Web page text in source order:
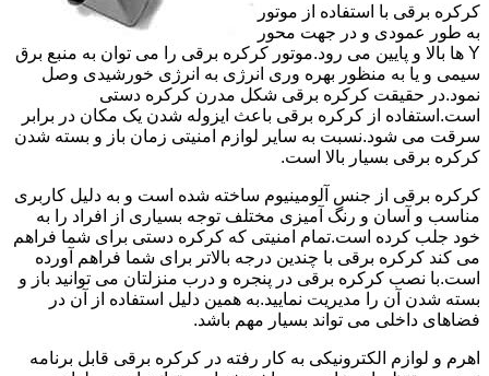
کرکره برقی با استفاده از موتور
به طور عمودی و در جهت محور
Y ها بالا و پایین می رود.موتور کرکره برقی را می توان به منبع برق
سیمی و یا به منظور بهره وری انرژی به انرژی خورشیدی وصل
نمود.در حقیقت کرکره برقی شکل مدرن کرکره دستی
است.استفاده از کرکره برقی باعث ایزوله شدن یک مکان در برابر
سرقت می شود.نسبت به سایر لوازم امنیتی زمان باز و بسته شدن
کرکره برقی بسیار بالا است.
کرکره برقی از جنس آلومینیوم ساخته شده است و به دلیل کاربری
مناسب و آسان و رنگ آمیزی مختلف توجه بسیاری از افراد را به
خود جلب کرده است.تمام امنیتی که کرکره دستی برای شما فراهم
می کند کرکره برقی با چندین درجه بالاتر برای شما فراهم آورده
است.با نصب کرکره برقی در پنجره و درب منزلتان می توانید باز و
بسته شدن آن را مدیریت نمایید.به همین دلیل استفاده از آن در
فضاهای داخلی می تواند بسیار مهم باشد.
اهرم و لوازم الکترونیکی به کار رفته در کرکره برقی قابل برنامه